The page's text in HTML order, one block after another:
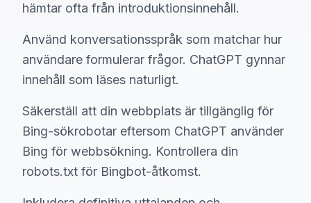
hämtar ofta från introduktionsinnehåll.
Använd konversationsspråk som matchar hur
användare formulerar frågor. ChatGPT gynnar
innehåll som läses naturligt.
Säkerställ att din webbplats är tillgänglig för
Bing-sökrobotar eftersom ChatGPT använder
Bing för webbsökning. Kontrollera din
robots.txt för Bingbot-åtkomst.